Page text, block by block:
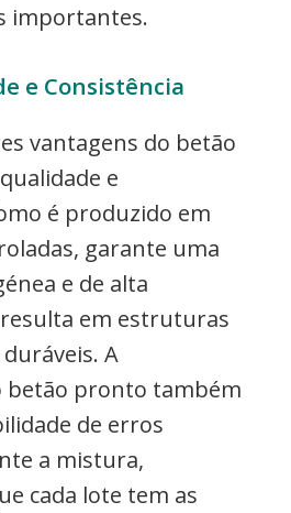
importantes.
e Consistência
vantagens do betão
e
é produzido em
garante uma
e de alta
em estruturas
A
betão pronto também
de erros
a mistura,
cada lote tem as